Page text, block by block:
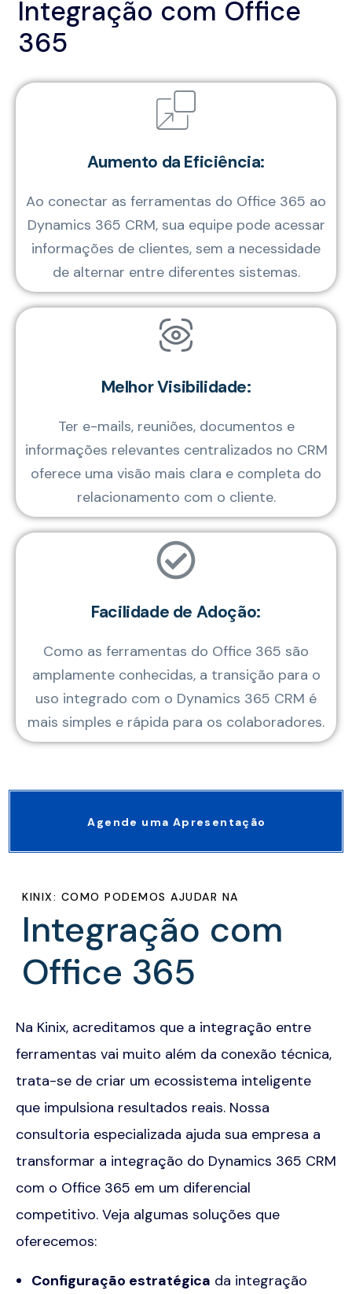
Integração com Office
365
Aumento da Eficiência:
Ao conectar as ferramentas do Office 365 ao
Dynamics 365 CRM, sua equipe pode acessar
informações de clientes, sem a necessidade
de alternar entre diferentes sistemas.
Melhor Visibilidade:
Ter e-mails, reuniões, documentos e
informações relevantes centralizados no CRM
oferece uma visão mais clara e completa do
relacionamento com o cliente.
Facilidade de Adoção:
Como as ferramentas do Office 365 são
amplamente conhecidas, a transição para o
uso integrado com o Dynamics 365 CRM é
mais simples e rápida para os colaboradores.
Agende uma Apresentação
KINIX: COMO PODEMOS AJUDAR NA
Integração com
Office 365
Na Kinix, acreditamos que a integração entre
ferramentas vai muito além da conexão técnica,
trata-se de criar um ecossistema inteligente
que impulsiona resultados reais. Nossa
consultoria especializada ajuda sua empresa a
transformar a integração do Dynamics 365 CRM
com o Office 365 em um diferencial
competitivo. Veja algumas soluções que
oferecemos:
Configuração estratégica da integração